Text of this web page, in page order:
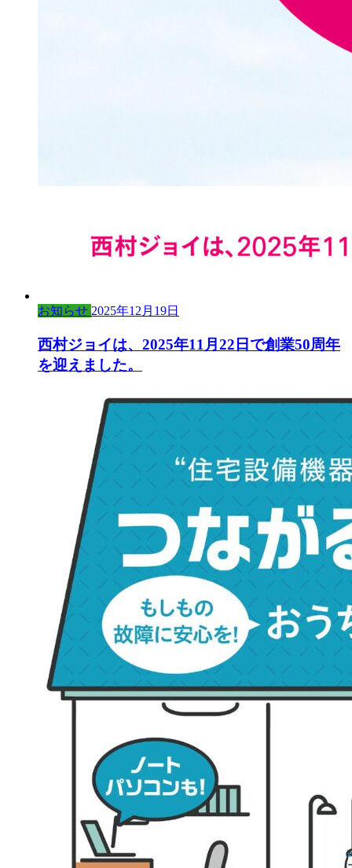
お知らせ 2025年12月19日
西村ジョイは、2025年11月22日で創業50周年
を迎えました。